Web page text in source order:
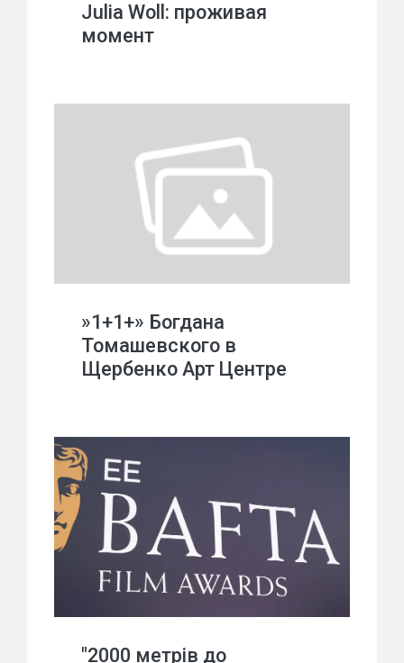
Julia Woll: проживая
момент
»1+1+» Богдана
Томашевского в
Щербенко Арт Центре
"2000 метрів до